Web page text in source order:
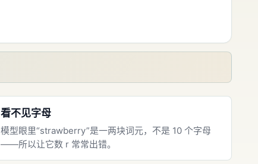
看不见字母
模型眼里“strawberry”是一两块词元，不是 10 个字母
——所以让它数 r 常常出错。